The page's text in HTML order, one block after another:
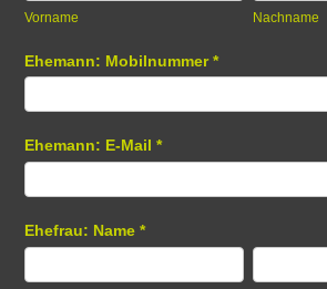
Vorname Nachname
Ehemann: Mobilnummer*
Ehemann: E-Mail *
Ehefrau: Name *